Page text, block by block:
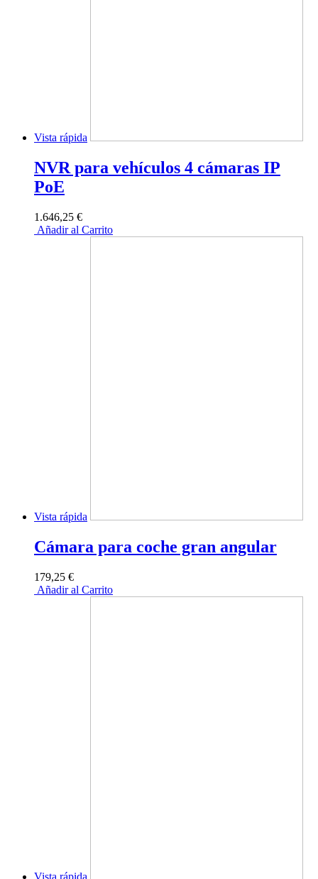
Vista rápida
NVR para vehículos 4 cámaras IP
PoE
1.646,25 €
Añadir al Carrito
Vista rápida
Cámara para coche gran angular
179,25 €
Añadir al Carrito
Vista rápida